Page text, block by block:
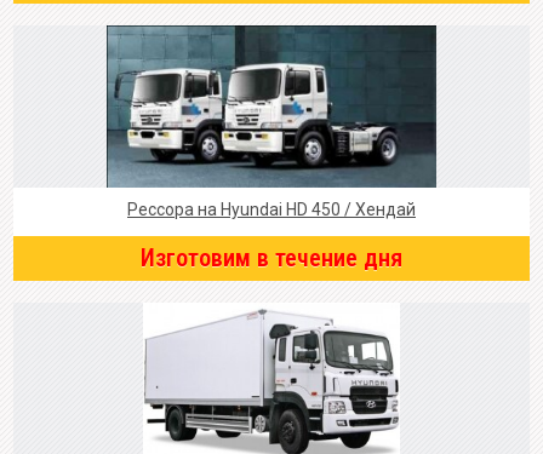
Рессора на Hyundai HD 450 / Хендай
Изготовим в течение дня